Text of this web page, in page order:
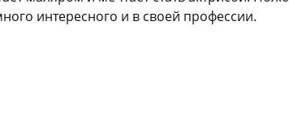
интересного и в своей профессии.